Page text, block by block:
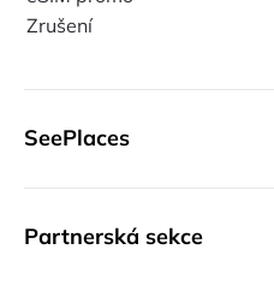
Zrušení
SeePlaces
Partnerská sekce